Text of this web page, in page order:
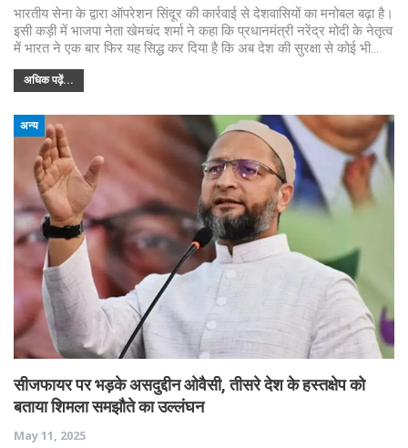
भारतीय सेना के द्वारा ऑपरेशन सिंदूर की कार्रवाई से देशवासियों का मनोबल बढ़ा है।
इसी कड़ी में भाजपा नेता खेमचंद शर्मा ने कहा कि प्रधानमंत्री नरेंद्र मोदी के नेतृत्व
में भारत ने एक बार फिर यह सिद्ध कर दिया है कि अब देश की सुरक्षा से कोई भी…
अधिक पढ़ें...
अन्य
सीजफायर पर भड़के असदुद्दीन ओवैसी, तीसरे देश के हस्तक्षेप को
बताया शिमला समझौते का उल्लंघन
May 11, 2025